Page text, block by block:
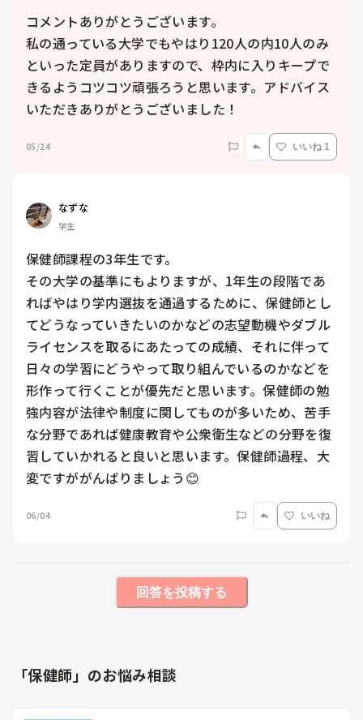
コメントありがとうございます。
私の通っている大学でもやはり120人の内10人のみ
といった定員がありますので、枠内に入りキープで
きるようコツコツ頑張ろうと思います。アドバイス
いただきありがとうございました！
05/24 いいね 1
なずな
学生
保健師課程の3年生です。
その大学の基準にもよりますが、1年生の段階であ
ればやはり学内選抜を通過するために、保健師とし
てどうなっていきたいのかなどの志望動機やダブル
ライセンスを取るにあたっての成績、それに伴って
日々の学習にどうやって取り組んでいるのかなどを
形作って行くことが優先だと思います。保健師の勉
強内容が法律や制度に関してものが多いため、苦手
な分野であれば健康教育や公衆衛生などの分野を復
習していかれると良いと思います。保健師過程、大
変ですががんばりましょう😊
06/04 いいね
回答を投稿する
「保健師」のお悩み相談